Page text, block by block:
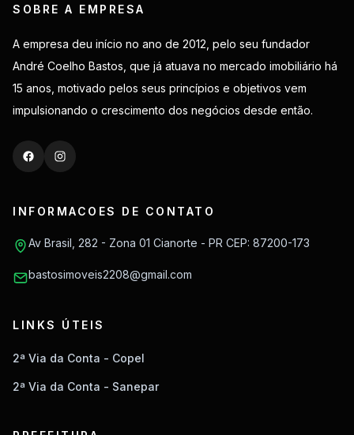
SOBRE A EMPRESA
A empresa deu início no ano de 2012, pelo seu fundador
André Coelho Bastos, que já atuava no mercado imobiliário há
15 anos, motivado pelos seus princípios e objetivos vem
impulsionando o crescimento dos negócios desde então.
INFORMACOES DE CONTATO
Av Brasil, 282 - Zona 01 Cianorte - PR CEP: 87200-173
bastosimoveis2208@gmail.com
LINKS ÚTEIS
2ª Via da Conta - Copel
2ª Via da Conta - Sanepar